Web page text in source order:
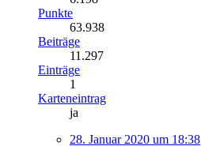
Punkte
63.938
Beiträge
11.297
Einträge
1
Karteneintrag
ja
28. Januar 2020 um 18:38